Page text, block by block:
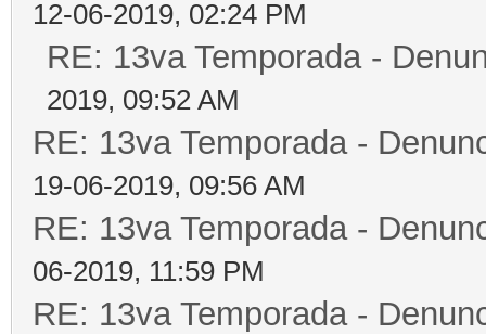
12-06-2019, 02:24 PM
RE: 13va Temporada -
2019, 09:52 AM
RE: 13va Temporada -
19-06-2019, 09:56 AM
RE: 13va Temporada -
06-2019, 11:59 PM
RE: 13va Temporada -